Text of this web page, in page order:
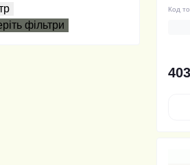
фільтри
Код